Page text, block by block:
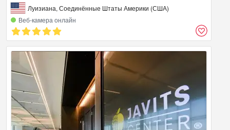
Луизиана, Соединённые Штаты Америки (США)
Веб‑камера онлайн